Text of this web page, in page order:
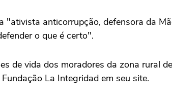
"ativista anticorrupção, defensora da
o que é certo".
de vida dos moradores da zona rural
La Integridad em seu site.